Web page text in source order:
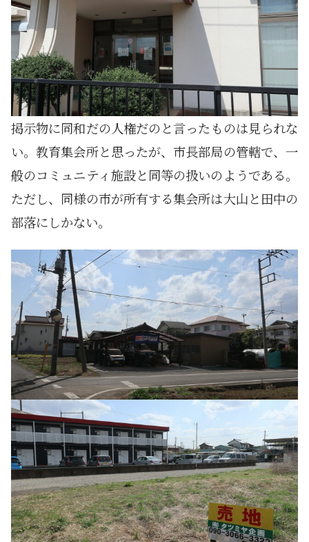
掲示物に同和だの人権だのと言ったものは見られな
い。教育集会所と思ったが、市長部局の管轄で、一
般のコミュニティ施設と同等の扱いのようである。
ただし、同様の市が所有する集会所は大山と田中の
部落にしかない。